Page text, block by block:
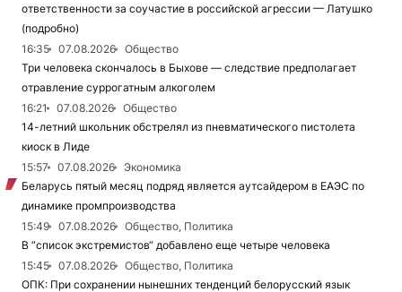
ответственности за соучастие в российской агрессии — Латушко
(подробно)
16:35
07.08.2026
Общество
Три человека скончалось в Быхове — следствие предполагает
отравление суррогатным алкоголем
16:21
07.08.2026
Общество
14-летний школьник обстрелял из пневматического пистолета
киоск в Лиде
15:57
07.08.2026
Экономика
Беларусь пятый месяц подряд является аутсайдером в ЕАЭС по
динамике промпроизводства
15:49
07.08.2026
Общество, Политика
В “список экстремистов“ добавлено еще четыре человека
15:45
07.08.2026
Общество, Политика
ОПК: При сохранении нынешних тенденций белорусский язык